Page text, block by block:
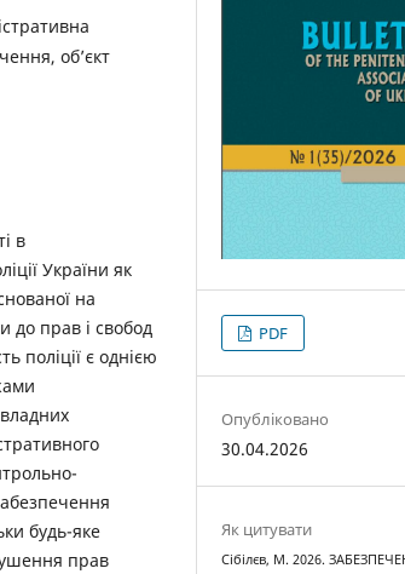
об’єкт
в
України як
на
до прав і свобод
поліції є однією
будь-яке
прав
PDF
Опубліковано
30.04.2026
Як цитувати
Сібілєв, М. 2026.